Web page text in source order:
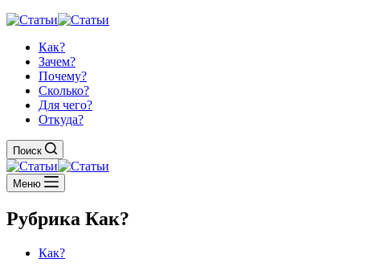
Как?
Зачем?
Почему?
Сколько?
Для чего?
Откуда?
Поиск
Меню
Рубрика Как?
Как?